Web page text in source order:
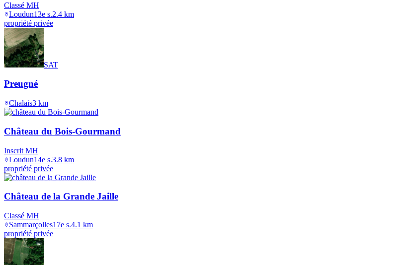
Classé MH
Loudun13e s.2.4 km
propriété privée
SAT
Preugné
Chalais3 km
Château du Bois-Gourmand
Inscrit MH
Loudun14e s.3.8 km
propriété privée
Château de la Grande Jaille
Classé MH
Sammarçolles17e s.4.1 km
propriété privée